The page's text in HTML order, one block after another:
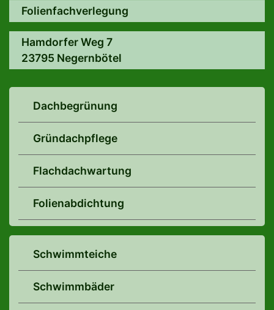
Folienfachverlegung
Hamdorfer Weg 7
23795 Negernbötel
Dachbegrünung
Gründachpflege
Flachdachwartung
Folienabdichtung
Schwimmteiche
Schwimmbäder